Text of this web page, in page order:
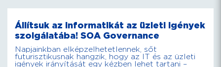
Állítsuk az informatikát az üzleti igények
szolgálatába! SOA Governance
Napjainkban elképzelhetetlennek, sőt
futurisztikusnak hangzik, hogy az IT és az üzleti
igények irányítását egy kézben lehet tartani –